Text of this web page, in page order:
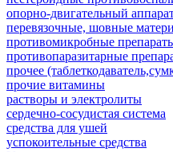
опорно-двигательный
перевязочные, шовные
противомикробные
противопаразитарные
прочее
прочие витамины
растворы и электролиты
сердечно-сосудистая система
средства для ушей
успокоительные средства